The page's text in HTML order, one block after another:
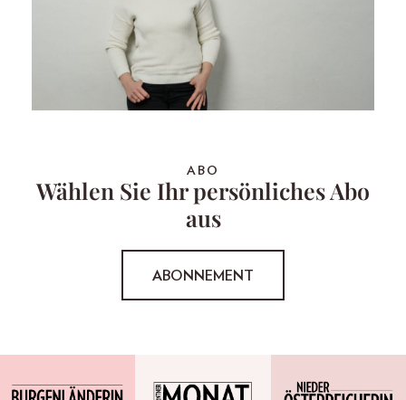
ABO
Wählen Sie Ihr persönliches Abo
aus
ABONNEMENT